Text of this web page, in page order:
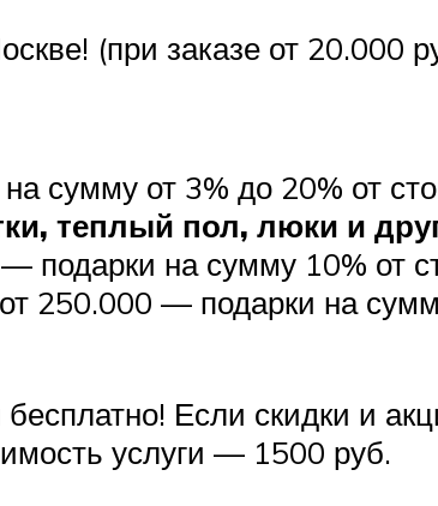
(при заказе от 20.000
сумму от 3% до 20% от
теплый пол, люки и
подарки на сумму 10% от
250.000 — подарки на
Если скидки и
услуги — 1500 руб.